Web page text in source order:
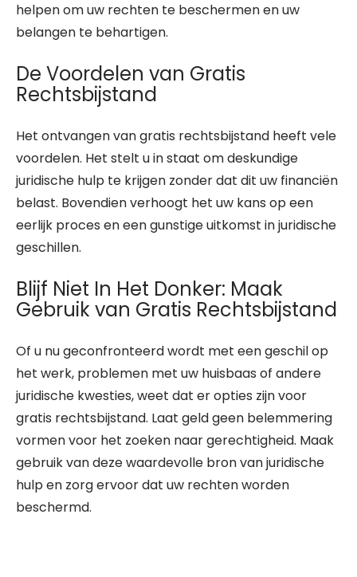
helpen om uw rechten te beschermen en uw
belangen te behartigen.
De Voordelen van Gratis
Rechtsbijstand
Het ontvangen van gratis rechtsbijstand heeft vele
voordelen. Het stelt u in staat om deskundige
juridische hulp te krijgen zonder dat dit uw financiën
belast. Bovendien verhoogt het uw kans op een
eerlijk proces en een gunstige uitkomst in juridische
geschillen.
Blijf Niet In Het Donker: Maak
Gebruik van Gratis Rechtsbijstand
Of u nu geconfronteerd wordt met een geschil op
het werk, problemen met uw huisbaas of andere
juridische kwesties, weet dat er opties zijn voor
gratis rechtsbijstand. Laat geld geen belemmering
vormen voor het zoeken naar gerechtigheid. Maak
gebruik van deze waardevolle bron van juridische
hulp en zorg ervoor dat uw rechten worden
beschermd.